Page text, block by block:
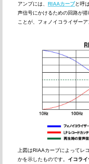
アンプには、 RIAAカーブと呼
声信号にかけるための回路が
ことが、フォノイコライザー
上図はRIAAカーブによってレ
かを示したものです。 イコラ